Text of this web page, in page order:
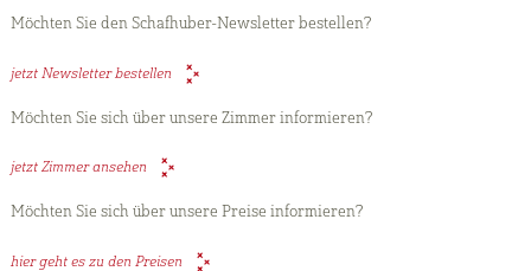
Möchten Sie den Schafhuber-Newsletter bestellen?
jetzt Newsletter bestellen
Möchten Sie sich über unsere Zimmer informieren?
jetzt Zimmer ansehen
Möchten Sie sich über unsere Preise informieren?
hier geht es zu den Preisen